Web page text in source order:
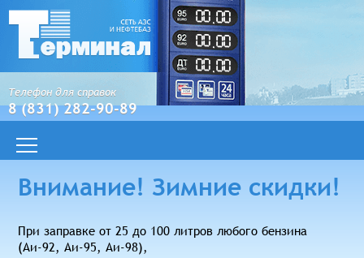
Телефон для справок
8 (831) 282-90-89
Внимание! Зимние скидки!
При заправке от 25 до 100 литров любого бензина
(Аи-92, Аи-95, Аи-98),